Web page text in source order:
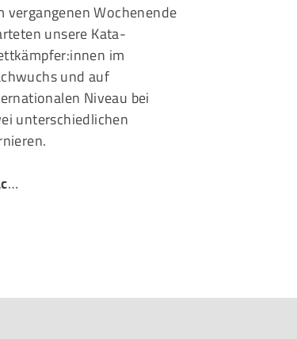
vergangenen Wochenende
unsere Kata-
im
und auf
Niveau bei
unterschiedlichen
…